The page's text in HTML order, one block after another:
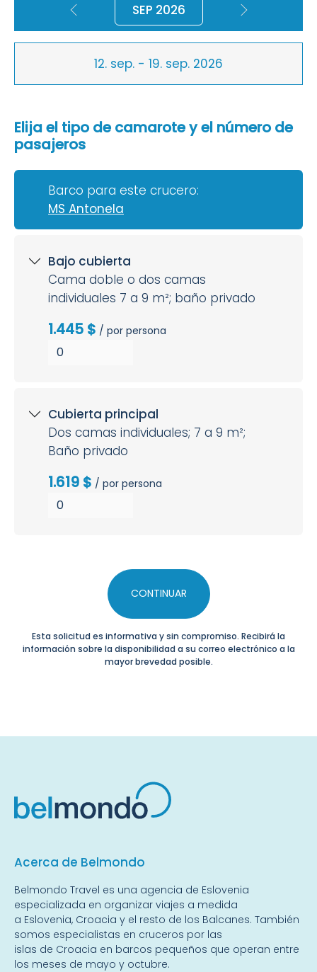
SEP 2026
12. sep. - 19. sep. 2026
Elija el tipo de camarote y el número de
pasajeros
Barco para este crucero:
MS Antonela
Bajo cubierta
Cama doble o dos camas
individuales 7 a 9 m²; baño privado
1.445 $ / por persona
Cubierta principal
Dos camas individuales; 7 a 9 m²;
Baño privado
1.619 $ / por persona
CONTINUAR
Esta solicitud es informativa y sin compromiso. Recibirá la
información sobre la disponibilidad a su correo electrónico a la
mayor brevedad posible.
Acerca de Belmondo
Belmondo Travel es una agencia de Eslovenia
especializada en organizar viajes a medida
a Eslovenia, Croacia y el resto de los Balcanes. También
somos especialistas en cruceros por las
islas de Croacia en barcos pequeños que operan entre
los meses de mayo y octubre.